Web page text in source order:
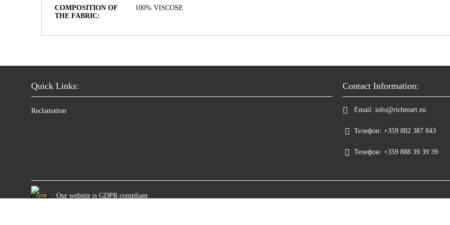
COMPOSITION OF
THE FABRIC:
100% VISCOSE
Quick Links:
Reclamation
Contact Information:
Email: info@richmart.eu
Телефон: +359 882 387 843
Телефон: +359 888 39 39 39
GDPR Our website is GDPR compliant.